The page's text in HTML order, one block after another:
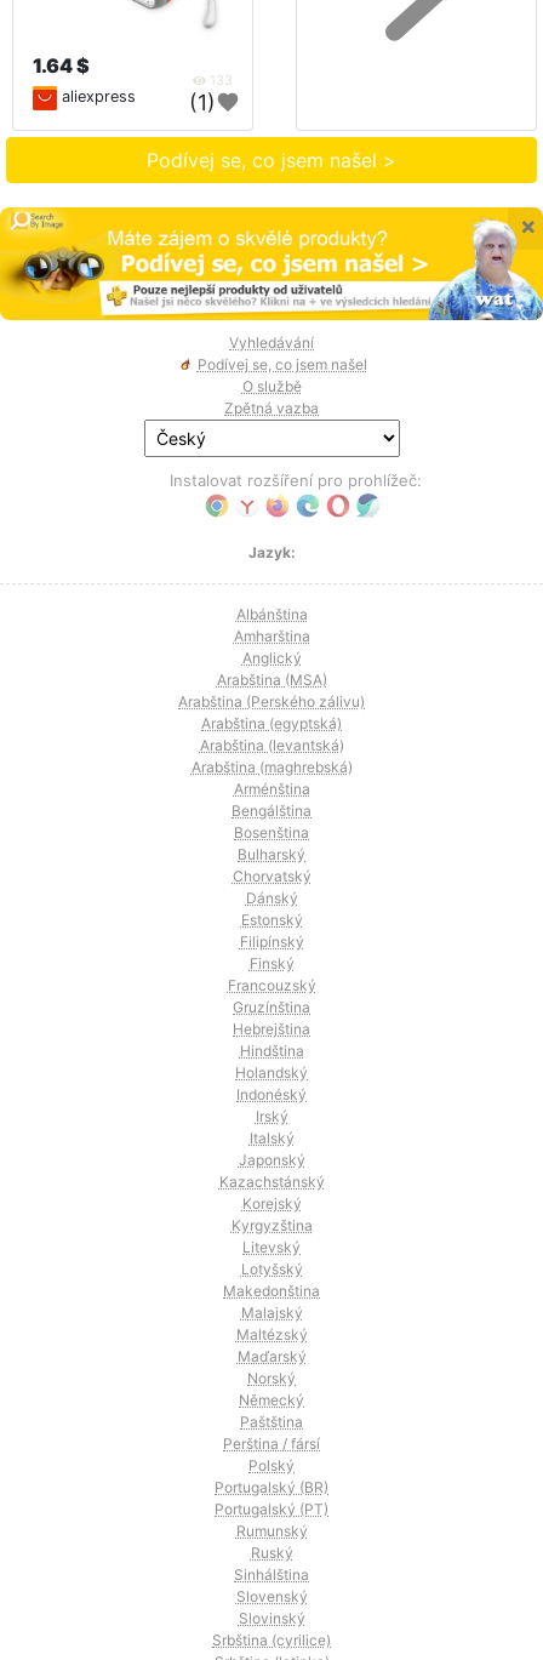
1.64 $
133
aliexpress (1)
Podívej se, co jsem našel >
×
Vyhledávání
Podívej se, co jsem našel
O službě
Zpětná vazba
Instalovat rozšíření pro prohlížeč:
Jazyk:
Albánština
Amharština
Anglický
Arabština (MSA)
Arabština (Perského zálivu)
Arabština (egyptská)
Arabština (levantská)
Arabština (maghrebská)
Arménština
Bengálština
Bosenština
Bulharský
Chorvatský
Dánský
Estonský
Filipínský
Finský
Francouzský
Gruzínština
Hebrejština
Hindština
Holandský
Indonéský
Irský
Italský
Japonský
Kazachstánský
Korejský
Kyrgyzština
Litevský
Lotyšský
Makedonština
Malajský
Maltézský
Maďarský
Norský
Německý
Paštština
Perština / fársí
Polský
Portugalský (BR)
Portugalský (PT)
Rumunský
Ruský
Sinhálština
Slovenský
Slovinský
Srbština (cyrilice)